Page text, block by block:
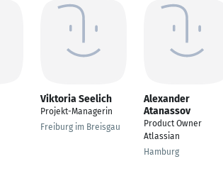
Viktoria Seelich
Projekt-Managerin
Freiburg im Breisgau
Alexander
Atanassov
Product Owner
Atlassian
Hamburg